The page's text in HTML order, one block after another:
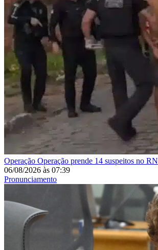
Operação Operação prende 14 suspeitos no RN
06/08/2026 às 07:39
Pronunciamento